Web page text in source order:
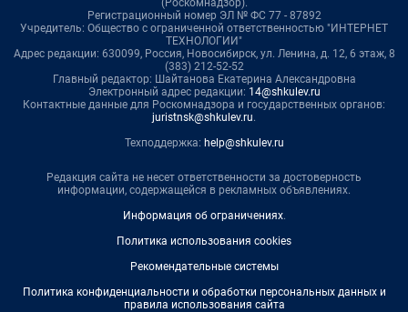
Регистрационный номер ЭЛ № ФС 77 - 87892
Учредитель: Общество с ограниченной ответственностью "ИНТЕРНЕТ
ТЕХНОЛОГИИ"
Адрес редакции: 630099, Россия, Новосибирск, ул. Ленина, д. 12, 6 этаж, 8
(383) 212-52-52
Главный редактор: Шайтанова Екатерина Александровна
Электронный адрес редакции: 14@shkulev.ru
Контактные данные для Роскомнадзора и государственных органов:
juristnsk@shkulev.ru.
Техподдержка: help@shkulev.ru
Редакция сайта не несет ответственности за достоверность
информации, содержащейся в рекламных объявлениях.
Информация об ограничениях.
Политика использования cookies
Рекомендательные системы
Политика конфиденциальности и обработки персональных данных и
правила использования сайта